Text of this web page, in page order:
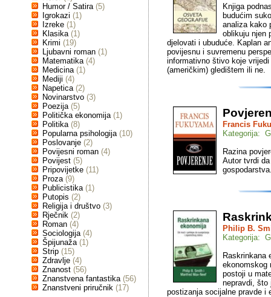
Humor / Satira (5)
Igrokazi (1)
Izreke (1)
Klasika (1)
Krimi (19)
Ljubavni roman (1)
Matematika (4)
Medicina (1)
Mediji (4)
Napetica (2)
Novinarstvo (3)
Poezija (5)
Politička ekonomija (1)
Politika (8)
Popularna psihologija (10)
Poslovanje (2)
Povijesni roman (4)
Povijest (5)
Pripovijetke (11)
Proza (9)
Publicistika (1)
Putopis (2)
Religija i društvo (3)
Rječnik (2)
Roman (4)
Sociologija (4)
Špijunaža (1)
Strip (15)
Zdravlje (4)
Znanost (56)
Znanstvena fantastika (56)
Znanstveni priručnik (17)
Knjiga
budućim
analiza kako
oblikuju njen
djelovati i ubuduće. Kaplan
povijesnu i suvremenu
informativno štivo koje
(američkim) gledištem ili ne.
Francis
Kategorija:
Razina
Autor tvrdi
Philip B.
Kategorija:
Raskrinkana
ekonomskog
postoji u
nepravdi, što
postizanja socijalne pravde i